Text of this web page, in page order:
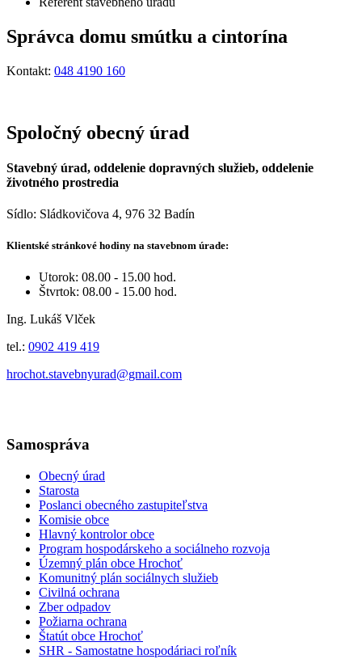
Správca domu smútku a cintorína
Kontakt: 048 4190 160
Spoločný obecný úrad
Stavebný úrad, oddelenie dopravných služieb, oddelenie
životného prostredia
Sídlo: Sládkovičova 4, 976 32 Badín
Klientské stránkové hodiny na stavebnom úrade:
Utorok: 08.00 - 15.00 hod.
Štvrtok: 08.00 - 15.00 hod.
Ing. Lukáš Vlček
tel.: 0902 419 419
hrochot.stavebnyurad@gmail.com
Samospráva
Obecný úrad
Starosta
Poslanci obecného zastupiteľstva
Komisie obce
Hlavný kontrolor obce
Program hospodárskeho a sociálneho rozvoja
Územný plán obce Hrochoť
Komunitný plán sociálnych služieb
Civilná ochrana
Zber odpadov
Požiarna ochrana
Štatút obce Hrochoť
SHR - Samostatne hospodáriaci roľník